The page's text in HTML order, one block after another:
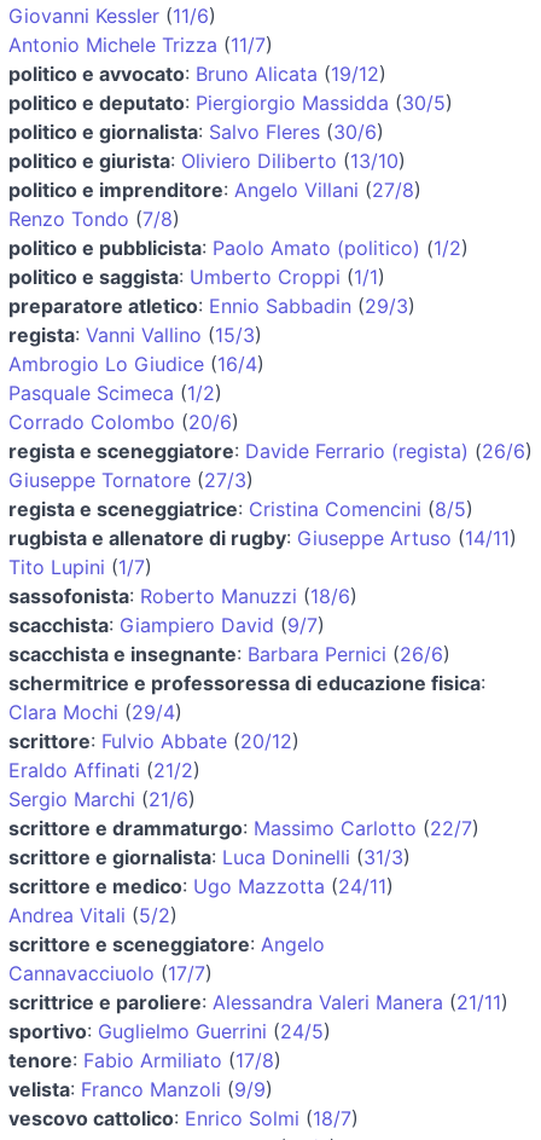
Giovanni Kessler (11/6)
Antonio Michele Trizza (11/7)
politico e avvocato: Bruno Alicata (19/12)
politico e deputato: Piergiorgio Massidda (30/5)
politico e giornalista: Salvo Fleres (30/6)
politico e giurista: Oliviero Diliberto (13/10)
politico e imprenditore: Angelo Villani (27/8)
Renzo Tondo (7/8)
politico e pubblicista: Paolo Amato (politico) (1/2)
politico e saggista: Umberto Croppi (1/1)
preparatore atletico: Ennio Sabbadin (29/3)
regista: Vanni Vallino (15/3)
Ambrogio Lo Giudice (16/4)
Pasquale Scimeca (1/2)
Corrado Colombo (20/6)
regista e sceneggiatore: Davide Ferrario (regista) (26/6)
Giuseppe Tornatore (27/3)
regista e sceneggiatrice: Cristina Comencini (8/5)
rugbista e allenatore di rugby: Giuseppe Artuso (14/11)
Tito Lupini (1/7)
sassofonista: Roberto Manuzzi (18/6)
scacchista: Giampiero David (9/7)
scacchista e insegnante: Barbara Pernici (26/6)
schermitrice e professoressa di educazione fisica:
Clara Mochi (29/4)
scrittore: Fulvio Abbate (20/12)
Eraldo Affinati (21/2)
Sergio Marchi (21/6)
scrittore e drammaturgo: Massimo Carlotto (22/7)
scrittore e giornalista: Luca Doninelli (31/3)
scrittore e medico: Ugo Mazzotta (24/11)
Andrea Vitali (5/2)
scrittore e sceneggiatore: Angelo
Cannavacciuolo (17/7)
scrittrice e paroliere: Alessandra Valeri Manera (21/11)
sportivo: Guglielmo Guerrini (24/5)
tenore: Fabio Armiliato (17/8)
velista: Franco Manzoli (9/9)
vescovo cattolico: Enrico Solmi (18/7)